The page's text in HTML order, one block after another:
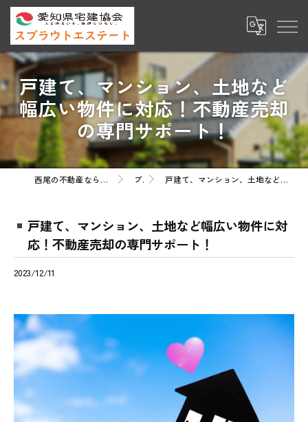
戸建て、マンション、土地など
幅広い物件に対応！不動産売却
の専門サポート！
西尾の不動産ならスプラウトエステート株式会社 ブログ 戸建て、マンション、土地など幅広い物件に対応！不動産売却の専門サポート！
戸建て、マンション、土地など幅広い物件に対
応！不動産売却の専門サポート！
2023/12/11